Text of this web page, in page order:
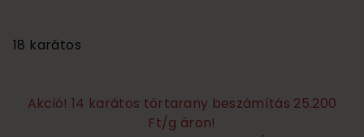
18 karátos
Akció! 14 karátos törtarany beszámítás 25.200
Ft/g áron!